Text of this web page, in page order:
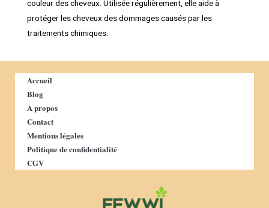
couleur des cheveux. Utilisée régulièrement, elle aide à
protéger les cheveux des dommages causés par les
traitements chimiques.
Accueil
Blog
A propos
Contact
Mentions légales
Politique de confidentialité
CGV